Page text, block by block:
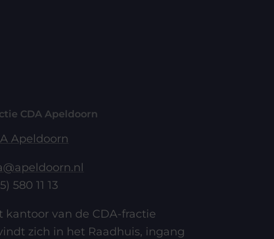
CDA Apeldoorn
Apeldoorn
580 11 13
kantoor van de CDA-fractie
zich in het Raadhuis, ingang